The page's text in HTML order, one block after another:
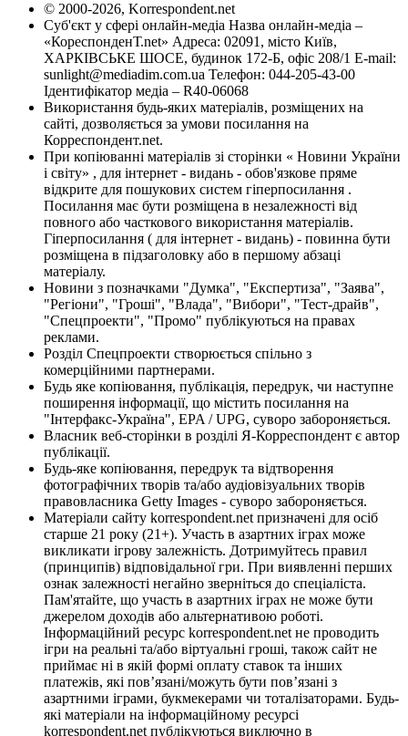
© 2000-2026, Korrespondent.net
Суб'єкт у сфері онлайн-медіа Назва онлайн-медіа –
«КореспонденТ.net» Адреса: 02091, місто Київ,
ХАРКІВСЬКЕ ШОСЕ, будинок 172-Б, офіс 208/1 E-mail:
sunlight@mediadim.com.ua Телефон: 044-205-43-00
Ідентифікатор медіа – R40-06068
Використання будь-яких матеріалів, розміщених на
сайті, дозволяється за умови посилання на
Корреспондент.net.
При копіюванні матеріалів зі сторінки « Новини України
і світу» , для інтернет - видань - обов'язкове пряме
відкрите для пошукових систем гіперпосилання .
Посилання має бути розміщена в незалежності від
повного або часткового використання матеріалів.
Гіперпосилання ( для інтернет - видань) - повинна бути
розміщена в підзаголовку або в першому абзаці
матеріалу.
Новини з позначками "Думка", "Експертиза", "Заява",
"Регіони", "Гроші", "Влада", "Вибори", "Тест-драйв",
"Спецпроекти", "Промо" публікуються на правах
реклами.
Розділ Спецпроекти створюється спільно з
комерційними партнерами.
Будь яке копіювання, публікація, передрук, чи наступне
поширення інформації, що містить посилання на
"Інтерфакс-Україна", EPA / UPG, суворо забороняється.
Власник веб-сторінки в розділі Я-Корреспондент є автор
публікації.
Будь-яке копіювання, передрук та відтворення
фотографічних творів та/або аудіовізуальних творів
правовласника Getty Images - суворо забороняється.
Матеріали сайту korrespondent.net призначені для осіб
старше 21 року (21+). Участь в азартних іграх може
викликати ігрову залежність. Дотримуйтесь правил
(принципів) відповідальної гри. При виявленні перших
ознак залежності негайно зверніться до спеціаліста.
Пам'ятайте, що участь в азартних іграх не може бути
джерелом доходів або альтернативою роботі.
Інформаційний ресурс korrespondent.net не проводить
ігри на реальні та/або віртуальні гроші, також сайт не
приймає ні в якій формі оплату ставок та інших
платежів, які пов’язані/можуть бути пов’язані з
азартними іграми, букмекерами чи тоталізаторами. Будь-
які матеріали на інформаційному ресурсі
korrespondent.net публікуються виключно в